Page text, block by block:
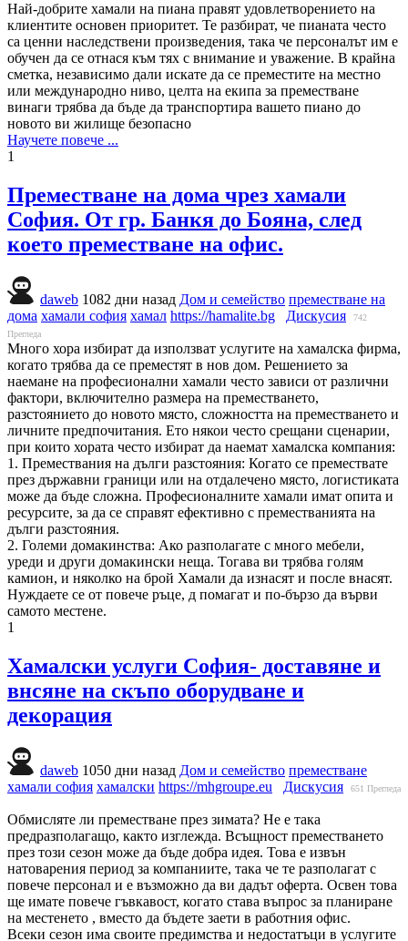
Най-добрите хамали на пиана правят удовлетворението на
клиентите основен приоритет. Те разбират, че пианата често
са ценни наследствени произведения, така че персоналът им е
обучен да се отнася към тях с внимание и уважение. В крайна
сметка, независимо дали искате да се преместите на местно
или международно ниво, целта на екипа за преместване
винаги трябва да бъде да транспортира вашето пиано до
новото ви жилище безопасно
Научете повече ...
1
Преместване на дома чрез хамали
София. От гр. Банкя до Бояна, след
което преместване на офис.
daweb 1082 дни назад Дом и семейство преместване на
дома хамали софия хамал https://hamalite.bg Дискусия
742
Прегледа
Много хора избират да използват услугите на хамалска фирма,
когато трябва да се преместят в нов дом. Решението за
наемане на професионални хамали често зависи от различни
фактори, включително размера на преместването,
разстоянието до новото място, сложността на преместването и
личните предпочитания. Ето някои често срещани сценарии,
при които хората често избират да наемат хамалска компания:
1. Премествания на дълги разстояния: Когато се премествате
през държавни граници или на отдалечено място, логистиката
може да бъде сложна. Професионалните хамали имат опита и
ресурсите, за да се справят ефективно с преместванията на
дълги разстояния.
2. Големи домакинства: Ако разполагате с много мебели,
уреди и други домакински неща. Тогава ви трябва голям
камион, и няколко на брой Хамали да изнасят и после внасят.
Нуждаете се от повече ръце, д помагат и по-бързо да върви
самото местене.
1
Хамалски услуги София- доставяне и
внсяне на скъпо оборудване и
декорация
daweb 1050 дни назад Дом и семейство преместване
хамали софия хамалски https://mhgroupe.eu Дискусия 651 Прегледа
Обмисляте ли преместване през зимата? Не е така
предразполагащо, както изглежда. Всъщност преместването
през този сезон може да бъде добра идея. Това е извън
натоварения период за компаниите, така че те разполагат с
повече персонал и е възможно да ви дадът оферта. Освен това
ще имате повече гъвкавост, когато става въпрос за планиране
на местенето , вместо да бъдете заети в работния офис.
Всеки сезон има своите предимства и недостатъци в услугите